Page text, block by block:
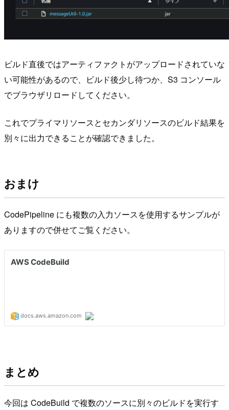
ビルド直後ではアーティファクトがアップロードされていな
い可能性があるので、ビルド後少し待つか、S3 コンソール
でブラウザリロードしてください。
これでプライマリソースとセカンダリソースのビルド結果を
別々に出力できることが確認できました。
おまけ
CodePipeline にも複数の入力ソースを使用するサンプルが
ありますので併せてご覧ください。
まとめ
今回は CodeBuild で複数のソースに別々のビルドを実行す